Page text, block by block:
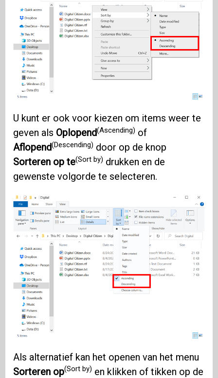
U kunt er ook voor kiezen om items weer te
geven als Oplopend(Ascending) of
Aflopend(Descending) door op de knop
Sorteren op te(Sort by) drukken en de
gewenste volgorde te selecteren.
Als alternatief kan het openen van het menu
Sorteren op(Sort by) en klikken of tikken op de